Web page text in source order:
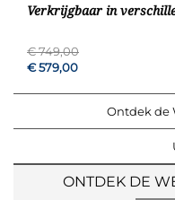
Verkrijgbaar in
€ 749,00
€ 579,00
Ontdek de
ONTDEK DE